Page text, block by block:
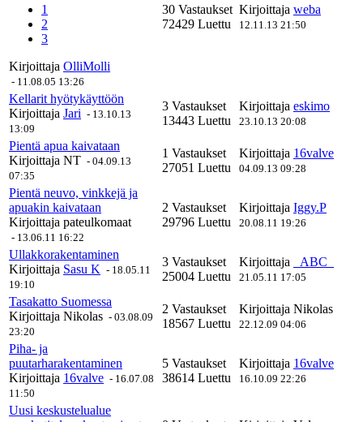
1
2
3
Kirjoittaja OlliMolli
- 11.08.05 13:26
30 Vastaukset
72429 Luettu
Kirjoittaja weba
12.11.13 21:50
Kellarit hyötykäyttöön
Kirjoittaja Jari - 13.10.13
13:09
3 Vastaukset
13443 Luettu
Kirjoittaja eskimo
23.10.13 20:08
Pientä apua kaivataan
Kirjoittaja NT - 04.09.13
07:35
1 Vastaukset
27051 Luettu
Kirjoittaja 16valve
04.09.13 09:28
Pientä neuvo, vinkkejä ja
apuakin kaivataan
Kirjoittaja pateulkomaat
- 13.06.11 16:22
2 Vastaukset
29796 Luettu
Kirjoittaja Iggy.P
20.08.11 19:26
Ullakkorakentaminen
Kirjoittaja Sasu K - 18.05.11
19:10
3 Vastaukset
25004 Luettu
Kirjoittaja _ABC_
21.05.11 17:05
Tasakatto Suomessa
Kirjoittaja Nikolas - 03.08.09
23:20
2 Vastaukset
18567 Luettu
Kirjoittaja Nikolas
22.12.09 04:06
Piha- ja
puutarharakentaminen
Kirjoittaja 16valve - 16.07.08
11:50
5 Vastaukset
38614 Luettu
Kirjoittaja 16valve
16.10.09 22:26
Uusi keskustelualue